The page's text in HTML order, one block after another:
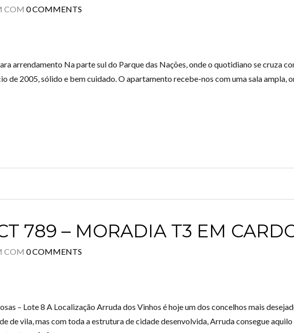
COM 0 COMMENTS
arrendamento Na parte sul do Parque das Nações, onde o quotidiano se cruza
de 2005, sólido e bem cuidado. O apartamento recebe-nos com uma sala ampla,
789 – MORADIA T3 EM
COM 0 COMMENTS
– Lote 8 A Localização Arruda dos Vinhos é hoje um dos concelhos mais
de vila, mas com toda a estrutura de cidade desenvolvida, Arruda consegue